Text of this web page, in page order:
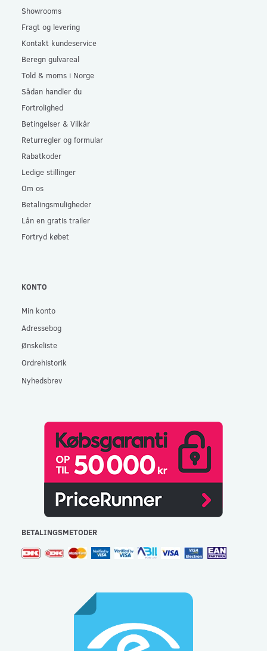
Showrooms
Fragt og levering
Kontakt kundeservice
Beregn gulvareal
Told & moms i Norge
Sådan handler du
Fortrolighed
Betingelser & Vilkår
Returregler og formular
Rabatkoder
Ledige stillinger
Om os
Betalingsmuligheder
Lån en gratis trailer
Fortryd købet
KONTO
Min konto
Adressebog
Ønskeliste
Ordrehistorik
Nyhedsbrev
BETALINGSMETODER